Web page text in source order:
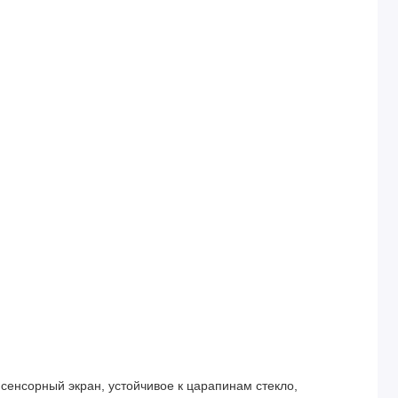
экран, устойчивое к царапинам стекло,